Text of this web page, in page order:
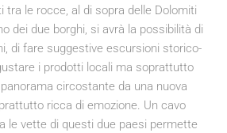
tra le rocce, al di sopra delle Dolomiti
dei due borghi, si avrà la possibilità di
di fare suggestive escursioni storico-
i prodotti locali ma soprattutto
circostante da una nuova
ricca di emozione. Un cavo
le vette di questi due paesi permette